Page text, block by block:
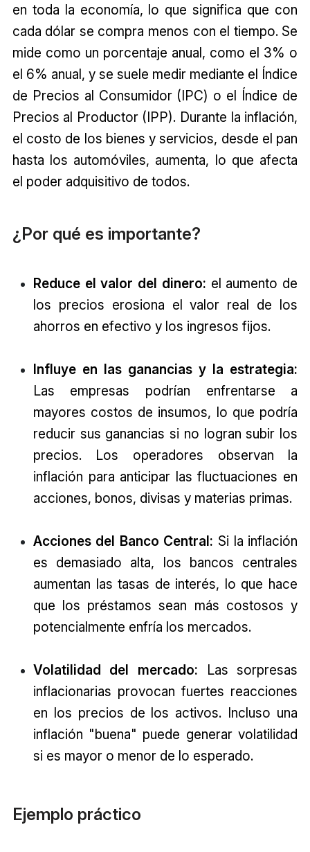
en toda la economía, lo que significa que con
cada dólar se compra menos con el tiempo. Se
mide como un porcentaje anual, como el 3% o
el 6% anual, y se suele medir mediante el Índice
de Precios al Consumidor (IPC) o el Índice de
Precios al Productor (IPP). Durante la inflación,
el costo de los bienes y servicios, desde el pan
hasta los automóviles, aumenta, lo que afecta
el poder adquisitivo de todos.
¿Por qué es importante?
Reduce el valor del dinero: el aumento de
los precios erosiona el valor real de los
ahorros en efectivo y los ingresos fijos.
Influye en las ganancias y la estrategia:
Las empresas podrían enfrentarse a
mayores costos de insumos, lo que podría
reducir sus ganancias si no logran subir los
precios. Los operadores observan la
inflación para anticipar las fluctuaciones en
acciones, bonos, divisas y materias primas.
Acciones del Banco Central: Si la inflación
es demasiado alta, los bancos centrales
aumentan las tasas de interés, lo que hace
que los préstamos sean más costosos y
potencialmente enfría los mercados.
Volatilidad del mercado: Las sorpresas
inflacionarias provocan fuertes reacciones
en los precios de los activos. Incluso una
inflación "buena" puede generar volatilidad
si es mayor o menor de lo esperado.
Ejemplo práctico